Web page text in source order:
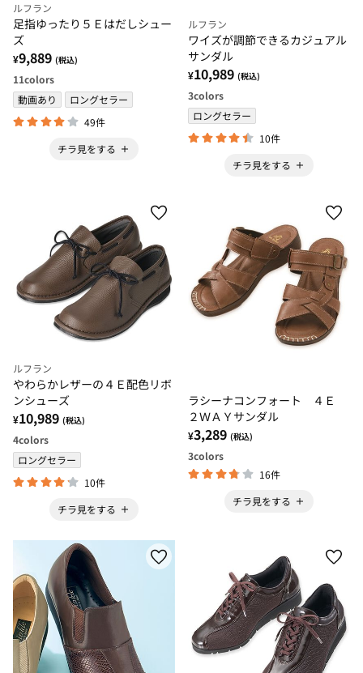
ルフラン
足指ゆったり５Ｅはだしシュー
ズ
¥9,889 (税込)
11colors
動画あり
ロングセラー
49件
チラ見をする
ルフラン
ワイズが調節できるカジュアル
サンダル
¥10,989 (税込)
3colors
ロングセラー
10件
チラ見をする
ルフラン
やわらかレザーの４Ｅ配色リボ
ンシューズ
¥10,989 (税込)
4colors
ロングセラー
10件
チラ見をする
ラシーナコンフォート ４Ｅ
２ＷＡＹサンダル
¥3,289 (税込)
3colors
16件
チラ見をする